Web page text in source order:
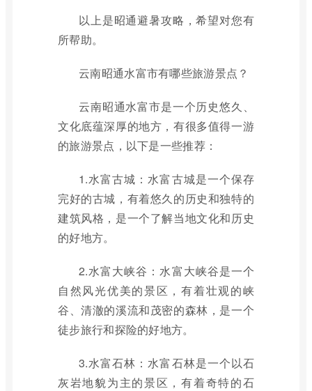
以上是昭通避暑攻略，希望对您有
所帮助。
云南昭通水富市有哪些旅游景点？
云南昭通水富市是一个历史悠久、
文化底蕴深厚的地方，有很多值得一游
的旅游景点，以下是一些推荐：
1.水富古城：水富古城是一个保存
完好的古城，有着悠久的历史和独特的
建筑风格，是一个了解当地文化和历史
的好地方。
2.水富大峡谷：水富大峡谷是一个
自然风光优美的景区，有着壮观的峡
谷、清澈的溪流和茂密的森林，是一个
徒步旅行和探险的好地方。
3.水富石林：水富石林是一个以石
灰岩地貌为主的景区，有着奇特的石